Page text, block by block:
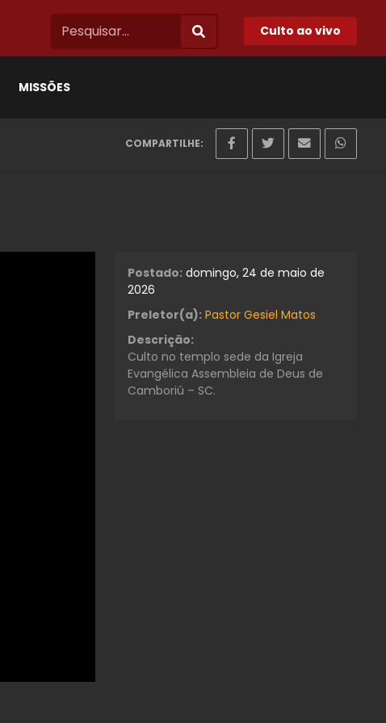
Culto ao vivo
MISSÕES
COMPARTILHE:
Postado: domingo, 24 de maio de
2026
Preletor(a): Pastor Gesiel Matos
Descrição:
Culto no templo sede da Igreja
Evangélica Assembleia de Deus de
Camboriú – SC.